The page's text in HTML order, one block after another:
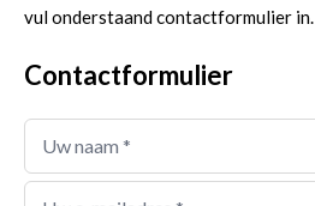
vul onderstaand contactformulier in.
Contactformulier